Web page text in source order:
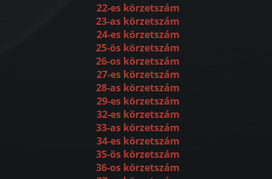
22-es körzetszám
23-as körzetszám
24-es körzetszám
25-ös körzetszám
26-os körzetszám
27-es körzetszám
28-as körzetszám
29-es körzetszám
32-es körzetszám
33-as körzetszám
34-es körzetszám
35-ös körzetszám
36-os körzetszám